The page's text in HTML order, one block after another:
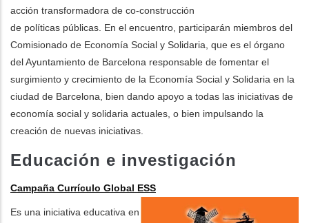
acción transformadora de co-construcción
de políticas públicas. En el encuentro, participarán miembros del
Comisionado de Economía Social y Solidaria, que es el órgano
del Ayuntamiento de Barcelona responsable de fomentar el
surgimiento y crecimiento de la Economía Social y Solidaria en la
ciudad de Barcelona, bien dando apoyo a todas las iniciativas de
economía social y solidaria actuales, o bien impulsando la
creación de nuevas iniciativas.
Educación e investigación
Campaña Currículo Global ESS
Es una iniciativa educativa en